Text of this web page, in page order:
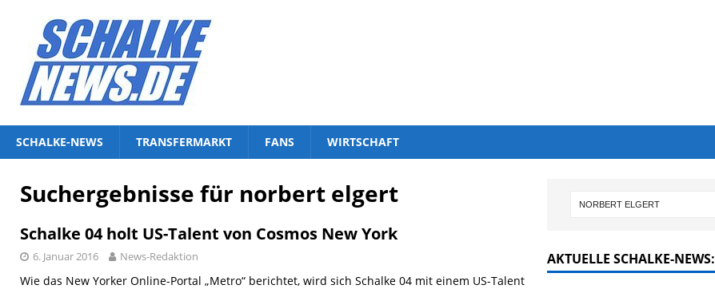
SCHALKE-NEWS TRANSFERMARKT FANS WIRTSCHAFT
Suchergebnisse für norbert elgert
Schalke 04 holt US-Talent von Cosmos New York
6. Januar 2016 News-Redaktion
Wie das New Yorker Online-Portal „Metro“ berichtet, wird sich Schalke 04 mit einem US-Talent
AKTUELLE SCHALKE-NEWS: